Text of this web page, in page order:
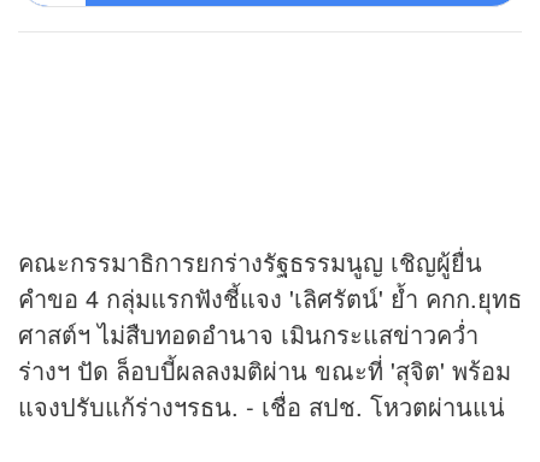
คณะกรรมาธิการยกร่างรัฐธรรมนูญ เชิญผู้ยื่น
คำขอ 4 กลุ่มแรกฟังชี้แจง 'เลิศรัตน์' ย้ำ คกก.ยุทธ
ศาสต์ฯ ไม่สืบทอดอำนาจ เมินกระแสข่าวคว่ำ
ร่างฯ ปัด ล็อบบี้ผลลงมติผ่าน ขณะที่ 'สุจิต' พร้อม
แจงปรับแก้ร่างฯรธน. - เชื่อ สปช. โหวตผ่านแน่